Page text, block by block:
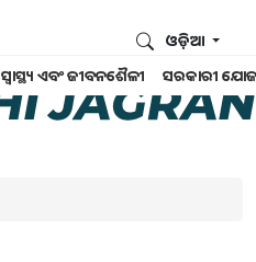
ସ୍ୱାସ୍ଥ୍ୟ ଏବଂ ଜୀବନଶୈଳୀ ସରକାରୀ
ଓଡ଼ିଆ